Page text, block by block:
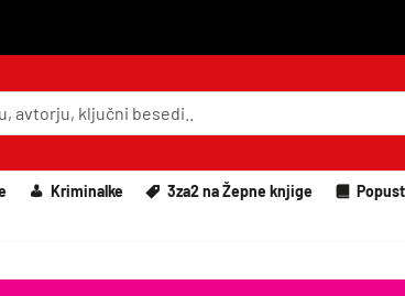
Kriminalke 3za2 na Žepne knjige